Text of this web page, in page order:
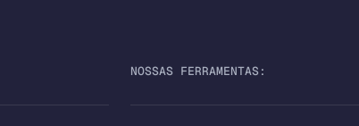
NOSSAS FERRAMENTAS: